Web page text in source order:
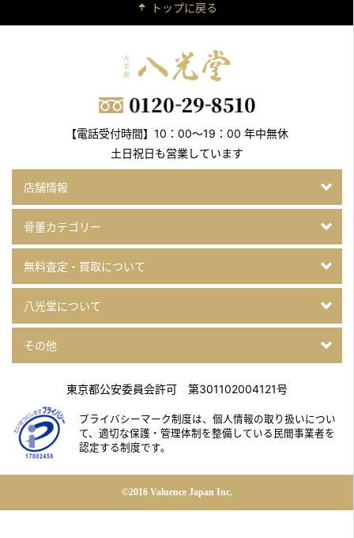
トップに戻る
【電話受付時間】10：00～19：00 年中無休
土日祝日も営業しています
店舗情報
骨董カテゴリー
無料査定・買取について
八光堂について
その他
東京都公安委員会許可 第301102004121号
プライバシーマーク制度は、個人情報の取り扱いについ
て、適切な保護・管理体制を整備している民間事業者を
認定する制度です。
©2016 Valuence Japan Inc.